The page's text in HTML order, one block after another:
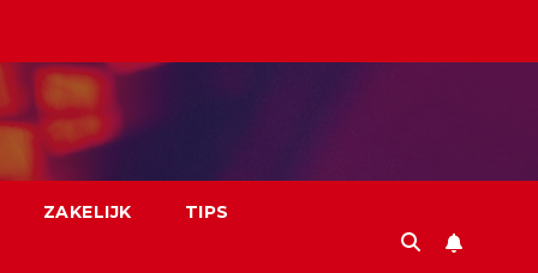
ZAKELIJK TIPS